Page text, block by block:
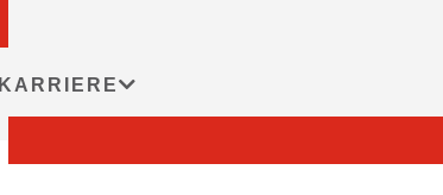
KARRIERE